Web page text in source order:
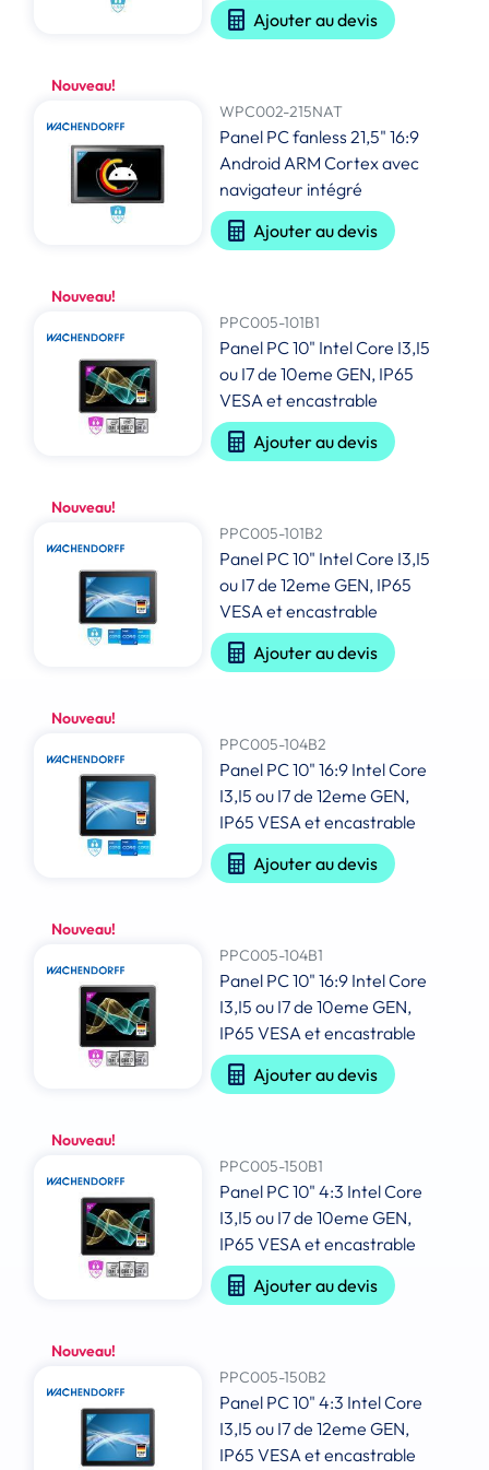
Ajouter au devis
Nouveau!
WPC002-215NAT
Panel PC fanless 21,5" 16:9
Android ARM Cortex avec
navigateur intégré
Ajouter au devis
Nouveau!
PPC005-101B1
Panel PC 10" Intel Core I3,I5
ou I7 de 10eme GEN, IP65
VESA et encastrable
Ajouter au devis
Nouveau!
PPC005-101B2
Panel PC 10" Intel Core I3,I5
ou I7 de 12eme GEN, IP65
VESA et encastrable
Ajouter au devis
Nouveau!
PPC005-104B2
Panel PC 10" 16:9 Intel Core
I3,I5 ou I7 de 12eme GEN,
IP65 VESA et encastrable
Ajouter au devis
Nouveau!
PPC005-104B1
Panel PC 10" 16:9 Intel Core
I3,I5 ou I7 de 10eme GEN,
IP65 VESA et encastrable
Ajouter au devis
Nouveau!
PPC005-150B1
Panel PC 10" 4:3 Intel Core
I3,I5 ou I7 de 10eme GEN,
IP65 VESA et encastrable
Ajouter au devis
Nouveau!
PPC005-150B2
Panel PC 10" 4:3 Intel Core
I3,I5 ou I7 de 12eme GEN,
IP65 VESA et encastrable